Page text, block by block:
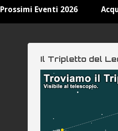
Prossimi Eventi 2026
Il Tripletto del